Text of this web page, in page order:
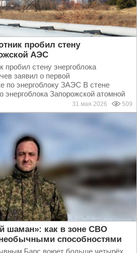
пробил стену
АЭС
пробил стену энергоблока
заявил о первой
по энергоблоку ЗАЭС В стене
энергоблока Запорожской атомной
31 мая 2026 509
шаман»: как в зоне СВО
способностями
Барс воюет больше четырёх